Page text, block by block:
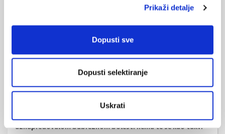
Prikaži detalje
Dopusti sve
Dopusti selektiranje
Uskrati
benignim u pacijenata s HFrEF. Čini se da je veći oprez potreban
liječenja i kod podizanja doze.
Antagonisti mineralokortikoidnih receptora (MRA)
Iako su se antagonisti mineralokortikoidnih receptora pokazali
uspješnima u reduciranju mortaliteta i broja hospitalizacija u
pacijenata s HFrEF, isto nije potvrđeno u pacijenata s HFpEF.
uznapredovalom bubrežnom bolesti nema te se kao takvi